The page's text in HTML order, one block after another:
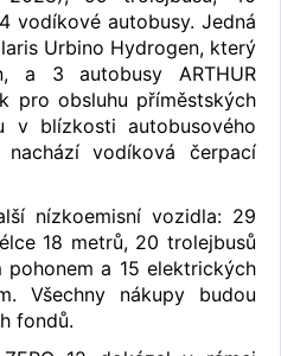
vodíkové autobusy. Jedná
Urbino Hydrogen, který
a 3 autobusy ARTHUR
pro obsluhu příměstských
blízkosti autobusového
vodíková čerpací
nízkoemisní vozidla: 29
18 metrů, 20 trolejbusů
a 15 elektrických
Všechny nákupy budou
fondů.